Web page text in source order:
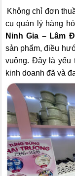
Không chỉ đơn
cụ quản lý hàng
Ninh Gia – Lâm
sản phẩm, điều
vuông. Đây là yếu
kinh doanh đã và